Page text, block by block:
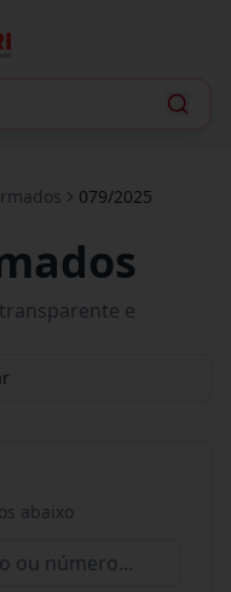
079/2025
e
abaixo